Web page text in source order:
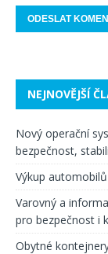
NEJNOVĚJŠÍ
Nový operační
bezpečnost,
Výkup
Varovný a
pro bezpečnost i
Obytné